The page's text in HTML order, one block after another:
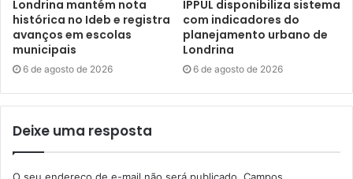
A coordenadora do Núcleo Regional da Casa Civil em
Londrina, Sandra Moya, se disse bastante satisfeita com
os resultados da reunião. “Essa é uma demanda que eu,
tinha discutido com o secretário. O Valdemar é uma
pessoa muito sensível e comprometida, e eu tenho
Londrina mantém nota
histórica no Ideb e registra
avanços em escolas
municipais
6 de agosto de 2026
IPPUL disponibiliza sistema
com indicadores do
planejamento urbano de
Londrina
6 de agosto de 2026
Deixe uma resposta